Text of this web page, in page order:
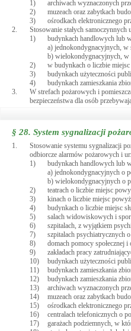
1)
archiwach wyznaczonych
2)
muzeach oraz zabytkach
3)
ośrodkach elektronicznego
2.
Stosowanie stałych
1)
budynkach handlowych lub
a) jednokondygnacyjnych,
b) wielokondygnacyjnych,
2)
w budynkach o liczbie
3)
budynkach użyteczności
4)
budynkach zamieszkania
3.
W strefach pożarowych i
bezpieczeństwa dla osób
§ 28. System sygnalizacji
1.
Stosowanie systemu sygnalizacji
odbiorcze alarmów pożarowych i
1)
budynkach handlowych lub
a) jednokondygnacyjnych o
b) wielokondygnacyjnych o
2)
teatrach o liczbie miejsc
3)
kinach o liczbie miejsc
4)
budynkach o liczbie miejsc
5)
salach widowiskowych i
6)
szpitalach, z wyjątkiem
7)
szpitalach psychiatrycznych
8)
domach pomocy społecznej
9)
zakładach pracy
10)
budynkach użyteczności
11)
budynkach zamieszkania
12)
budynkach zamieszkania
13)
archiwach wyznaczonych
14)
muzeach oraz zabytkach
15)
ośrodkach elektronicznego
16)
centralach telefonicznych o
17)
garażach podziemnych, w